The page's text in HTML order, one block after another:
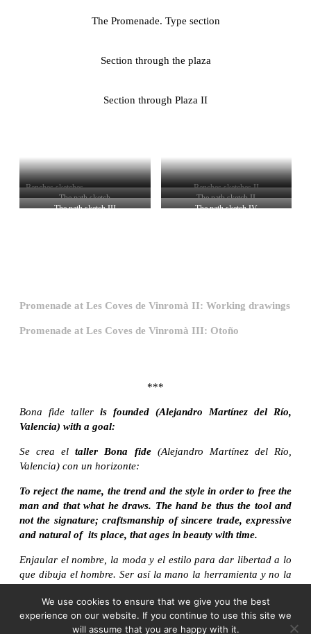
The Promenade. Type section
Section through the plaza
Section through Plaza II
Benches sketches
Benches sketches II
The path sketch
The path sketch II
The path sketch III
The path sketch IV
Promenade at Les Coves de Vinromà II: Working drawings
Promenade at Les Coves de Vinromà III: Otoño
***
Bona fide taller is founded (Alejandro Martínez del Río,
Valencia) with a goal:
Se crea el taller Bona fide(Alejandro Martínez del Río,
Valencia) con un horizonte:
To reject the name, the trend and the style in order to free the
man and that what he draws. The hand be thus the tool and
not the signature; craftsmanship of sincere trade, expressive
and natural of its place, that ages in beauty with time.
Enjaular el nombre, la moda y el estilo para dar libertad a lo
que dibuja el hombre. Ser así la mano la herramienta y no la
propia de su lugar, que embellezca al tiempo.
We use cookies to ensure that we give you the best
experience on our website. If you continue to use this site we
will assume that you are happy with it.